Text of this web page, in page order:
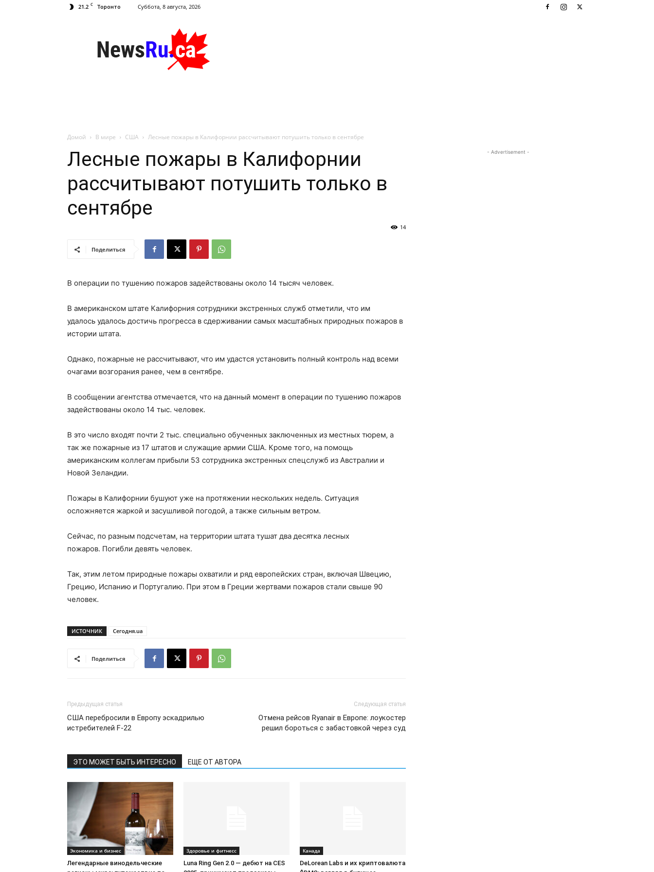
21.2 C Торонто Суббота, 8 августа, 2026
NewsRu.Ca
Домой В мире США Лесные пожары в Калифорнии рассчитывают потушить только в сентябре
Лесные пожары в Калифорнии
рассчитывают потушить только в
сентябре
14
Поделиться
В операции по тушению пожаров задействованы около 14 тысяч человек.
В американском штате Калифорния сотрудники экстренных служб отметили, что им
удалось удалось достичь прогресса в сдерживании самых масштабных природных пожаров в
истории штата.
Однако, пожарные не рассчитывают, что им удастся установить полный контроль над всеми
очагами возгорания ранее, чем в сентябре.
В сообщении агентства отмечается, что на данный момент в операции по тушению пожаров
задействованы около 14 тыс. человек.
В это число входят почти 2 тыс. специально обученных заключенных из местных тюрем, а
так же пожарные из 17 штатов и служащие армии США. Кроме того, на помощь
американским коллегам прибыли 53 сотрудника экстренных спецслужб из Австралии и
Новой Зеландии.
Пожары в Калифорнии бушуют уже на протяжении нескольких недель. Ситуация
осложняется жаркой и засушливой погодой, а также сильным ветром.
Сейчас, по разным подсчетам, на территории штата тушат два десятка лесных
пожаров. Погибли девять человек.
Так, этим летом природные пожары охватили и ряд европейских стран, включая Швецию,
Грецию, Испанию и Португалию. При этом в Греции жертвами пожаров стали свыше 90
человек.
ИСТОЧНИК Сегодня.ua
Поделиться
Предыдущая статья
США перебросили в Европу эскадрилью
истребителей F-22
Следующая статья
Отмена рейсов Ryanair в Европе: лоукостер
решил бороться с забастовкой через суд
ЭТО МОЖЕТ БЫТЬ ИНТЕРЕСНО ЕЩЕ ОТ АВТОРА
Экономика и бизнес
Легендарные винодельческие
Здоровье и фитнесс
Luna Ring Gen 2.0 — дебют на CES
Канада
DeLorean Labs и их криптовалюта
- Advertisement -